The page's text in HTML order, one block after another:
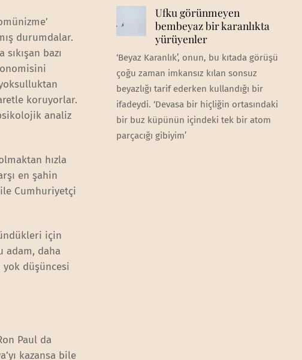
durumdalar.
bazı
koruyorlar.
analiz
hızla
en şahin
Cumhuriyetçi
için
adam, daha
yok düşüncesi
Paul da
kazansa bile
Ufku görünmeyen
bembeyaz bir karanlıkta
yürüyenler
‘Beyaz Karanlık’, onun, bu kıtada görüşü
çoğu zaman imkansız kılan sonsuz
beyazlığı tarif ederken kullandığı bir
ifadeydi. ‘Devasa bir hiçliğin ortasındaki
bir buz küpünün içindeki tek bir atom
parçacığı gibiyim’